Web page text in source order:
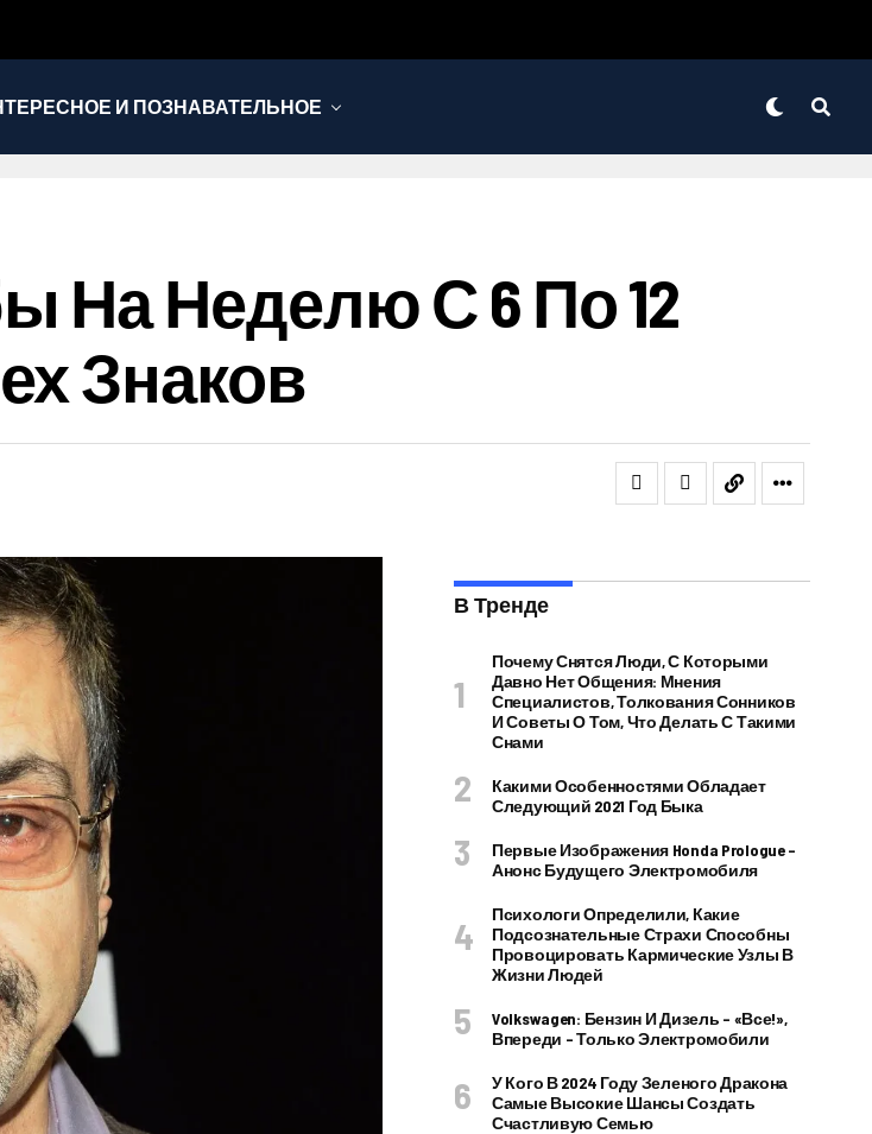
И ПОЗНАВАТЕЛЬНОЕ
На Неделю С 6 По 12
Знаков
В Тренде
Почему Снятся Люди, С Которыми
Давно Нет Общения: Мнения
Специалистов, Толкования Сонников
И Советы О Том, Что Делать С Такими
Снами
Какими Особенностями Обладает
Следующий 2021 Год Быка
Первые Изображения Honda Prologue –
Анонс Будущего Электромобиля
Психологи Определили, Какие
Подсознательные Страхи Способны
Провоцировать Кармические Узлы В
Жизни Людей
Volkswagen: Бензин И Дизель – «все!»,
Впереди – Только Электромобили
У Кого В 2024 Году Зеленого Дракона
Самые Высокие Шансы Создать
Счастливую Семью